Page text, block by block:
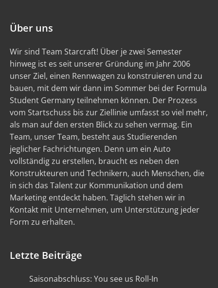
Über uns
Wir sind Team Starcraft! Über je zwei Semester
hinweg ist es seit unserer Gründung im Jahr 2006
unser Ziel, einen Rennwagen zu konstruieren und zu
bauen, mit dem wir dann im Sommer bei der Formula
Student Germany teilnehmen können. Der Prozess
vom Startschuss bis zur Ziellinie umfasst so viel mehr,
als man auf den ersten Blick zu sehen vermag. Ein
Team, unser Team, besteht aus Studierenden
jeglicher Fachrichtungen. Denn um ein Auto
vollständig zu erstellen, braucht es neben den
Konstrukteuren und Technikern, auch Menschen, die
in sich das Talent zur Kommunikation und dem
Marketing entdeckt haben. Täglich stehen wir in
Kontakt mit Unternehmen, um Unterstützung jeder
Form zu erhalten.
Letzte Beiträge
Saisonabschluss: You see us Roll-In